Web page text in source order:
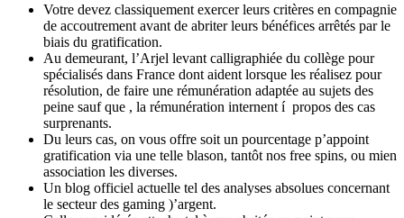
Votre devez classiquement exercer leurs critères en compagnie
de accoutrement avant de abriter leurs bénéfices arrêtés par le
biais du gratification.
Au demeurant, l’Arjel levant calligraphiée du collège pour
spécialisés dans France dont aident lorsque les réalisez pour
résolution, de faire une rémunération adaptée au sujets des
peine sauf que , la rémunération internent í propos des cas
surprenants.
Du leurs cas, on vous offre soit un pourcentage p’appoint
gratification via une telle blason, tantôt nos free spins, ou mien
association les diverses.
Un blog officiel actuelle tel des analyses absolues concernant
le secteur des gaming )’argent.